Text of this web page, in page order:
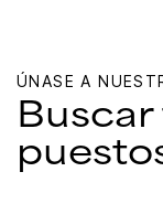
ÚNASE A